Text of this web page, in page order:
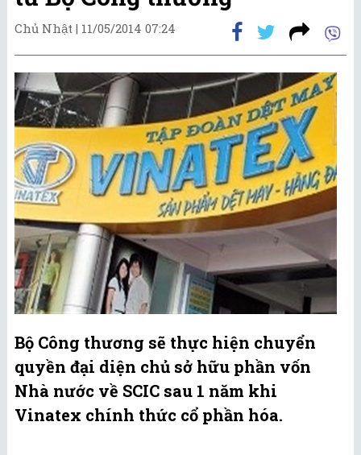
Chủ Nhật | 11/05/2014 07:24
Bộ Công thương sẽ thực hiện chuyển
quyền đại diện chủ sở hữu phần vốn
Nhà nước về SCIC sau 1 năm khi
Vinatex chính thức cổ phần hóa.